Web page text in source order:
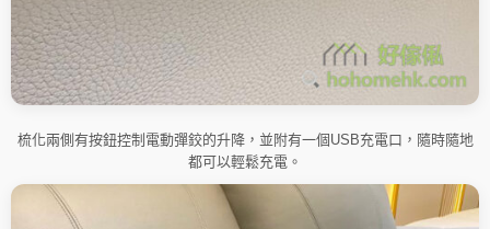
梳化兩側有按鈕控制電動彈鉸的升降，並附有一個USB充電口，隨時隨地
都可以輕鬆充電。